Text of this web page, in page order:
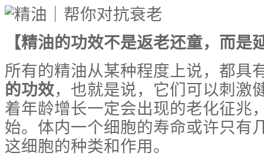
【精油的功效不是返老还童，而是
所有的精油从某种程度上说，都具
的功效，也就是说，它们可以刺激
着年龄增长一定会出现的老化征兆
始。体内一个细胞的寿命或许只有
这细胞的种类和作用。